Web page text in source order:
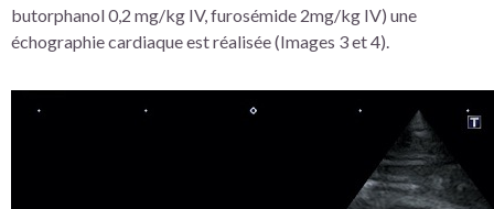
butorphanol 0,2 mg/kg IV, furosémide 2mg/kg IV) une
échographie cardiaque est réalisée (Images 3 et 4).